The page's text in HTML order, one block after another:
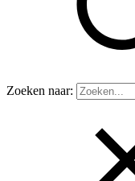
Zoeken naar: